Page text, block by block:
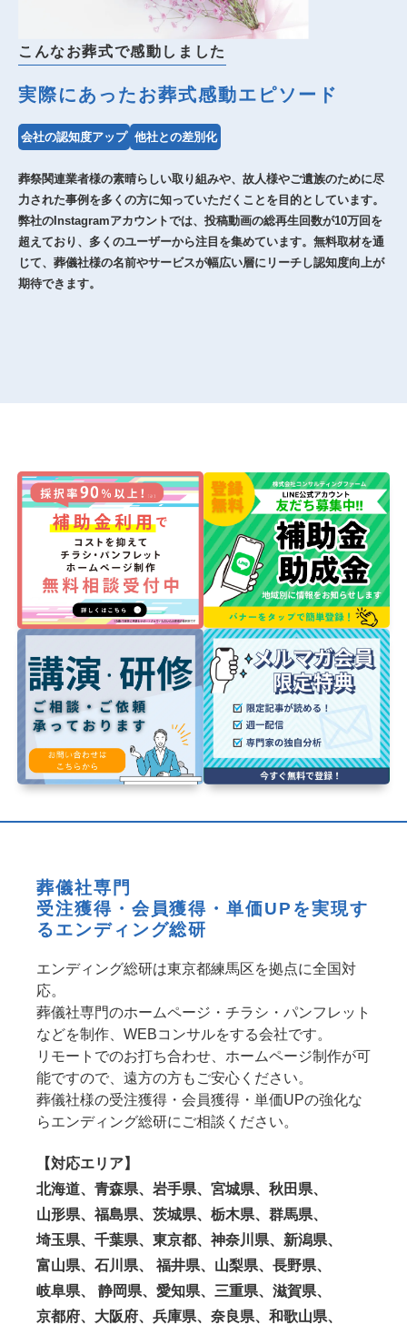
こんなお葬式で感動しました
実際にあったお葬式感動エピソード
会社の認知度アップ 他社との差別化
葬祭関連業者様の素晴らしい取り組みや、故人様やご遺族のために尽
力された事例を多くの方に知っていただくことを目的としています。
弊社のInstagramアカウントでは、投稿動画の総再生回数が10万回を
超えており、多くのユーザーから注目を集めています。無料取材を通
じて、葬儀社様の名前やサービスが幅広い層にリーチし認知度向上が
期待できます。
葬儀社専門
受注獲得・会員獲得・単価UPを実現す
るエンディング総研
エンディング総研は東京都練馬区を拠点に全国対
応。
葬儀社専門のホームページ・チラシ・パンフレット
などを制作、WEBコンサルをする会社です。
リモートでのお打ち合わせ、ホームページ制作が可
能ですので、遠方の方もご安心ください。
葬儀社様の受注獲得・会員獲得・単価UPの強化な
らエンディング総研にご相談ください。
【対応エリア】
北海道、青森県、岩手県、宮城県、秋田県、
山形県、福島県、茨城県、栃木県、群馬県、
埼玉県、千葉県、東京都、神奈川県、新潟県、
富山県、石川県、 福井県、山梨県、長野県、
岐阜県、 静岡県、愛知県、三重県、滋賀県、
京都府、大阪府、兵庫県、奈良県、和歌山県、